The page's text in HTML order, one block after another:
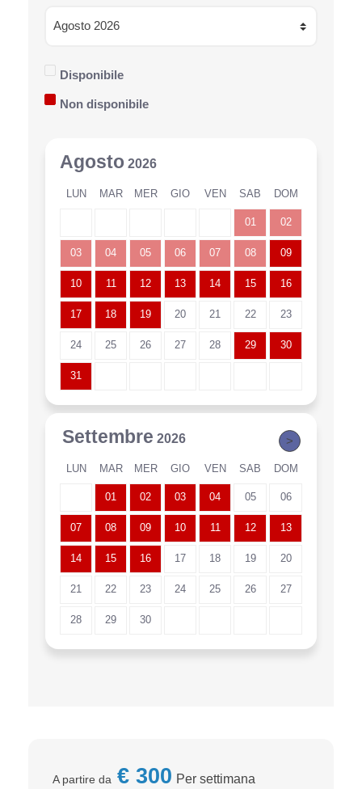
Disponibile
Non disponibile
Agosto 2026
LUN MAR MER GIO VEN SAB DOM
01 02
03 04 05 06 07 08 09
10 11 12 13 14 15 16
17 18 19 20 21 22 23
24 25 26 27 28 29 30
31
Settembre 2026 >
LUN MAR MER GIO VEN SAB DOM
01 02 03 04 05 06
07 08 09 10 11 12 13
14 15 16 17 18 19 20
21 22 23 24 25 26 27
28 29 30
A partire da € 300 Per settimana